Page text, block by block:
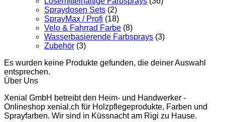
Spraydosen Sets (2)
SprayMax / Profi (18)
Velo & Fahrrad Farbe (8)
Wasserbasierende Farbsprays (3)
Zubehör (3)
Es wurden keine Produkte gefunden, die deiner Auswahl
entsprechen.
Über Uns
Xenial GmbH betreibt den Heim- und Handwerker -
Onlineshop xenial.ch für Holzpflegeprodukte, Farben und
Sprayfarben. Wir sind in Küssnacht am Rigi zu Hause.